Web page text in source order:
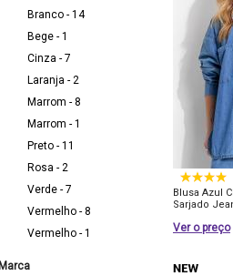
Branco - 14
Bege - 1
Cinza - 7
Laranja - 2
Marrom - 8
Marrom - 1
Preto - 11
Rosa - 2
Verde - 7
Vermelho - 8
Vermelho - 1
Blusa Azul
Sarjado
Ver o preço